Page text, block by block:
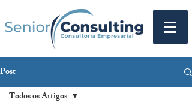
Post
Todos os Artigos